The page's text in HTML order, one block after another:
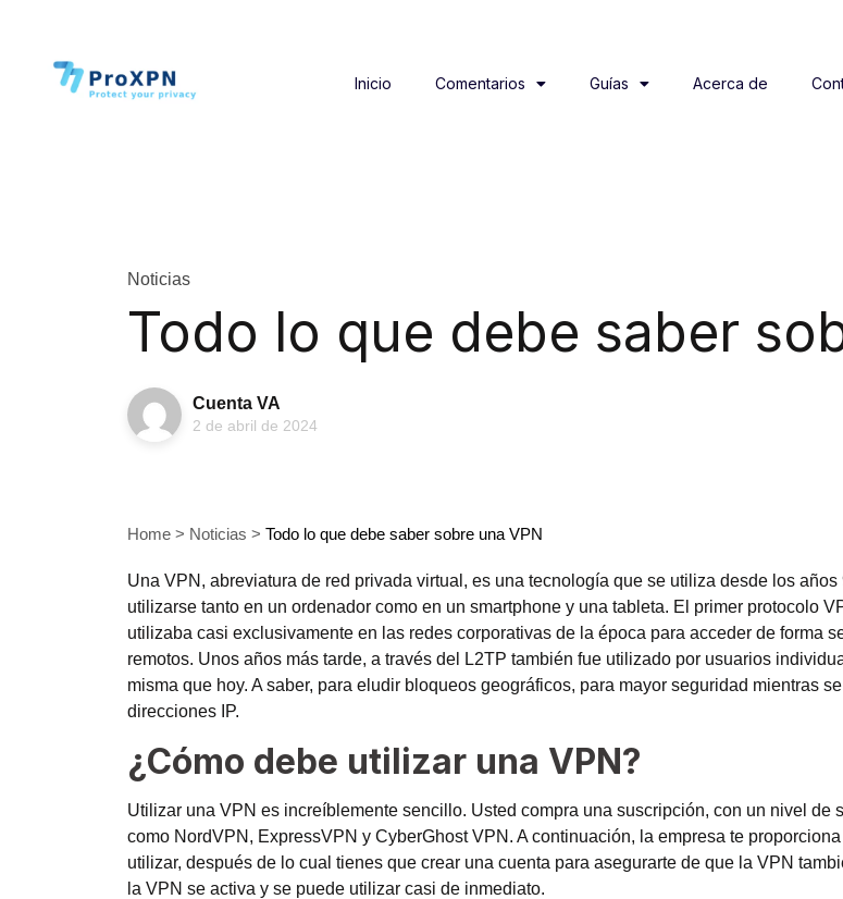
Inicio Comentarios Guías Acerca de
Noticias
Todo lo que debe saber
Cuenta VA
2 de abril de 2024
Home > Noticias > Todo lo que debe saber sobre una VPN
Una VPN, abreviatura de red privada virtual, es una tecnología que se utiliza desde los
utilizarse tanto en un ordenador como en un smartphone y una tableta. El primer protocolo
utilizaba casi exclusivamente en las redes corporativas de la época para acceder de forma
remotos. Unos años más tarde, a través del L2TP también fue utilizado por usuarios
misma que hoy. A saber, para eludir bloqueos geográficos, para mayor seguridad mientras
direcciones IP.
¿Cómo debe utilizar una VPN?
Utilizar una VPN es increíblemente sencillo. Usted compra una suscripción, con un nivel
como NordVPN, ExpressVPN y CyberGhost VPN. A continuación, la empresa te
utilizar, después de lo cual tienes que crear una cuenta para asegurarte de que la VPN
la VPN se activa y se puede utilizar casi de inmediato.